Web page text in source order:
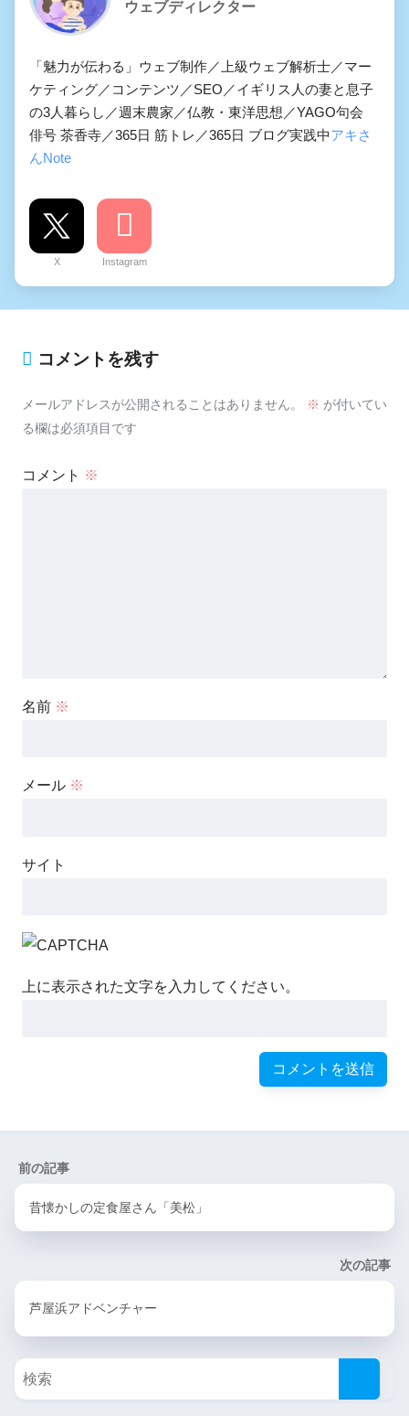
ウェブディレクター
「魅力が伝わる」ウェブ制作／上級ウェブ解析士／マー
ケティング／コンテンツ／SEO／イギリス人の妻と息子
の3人暮らし／週末農家／仏教・東洋思想／YAGO句会
俳号 茶香寺／365日 筋トレ／365日 ブログ実践中アキさ
んNote
X Instagram
コメントを残す
メールアドレスが公開されることはありません。 ※ が付いてい
る欄は必須項目です
コメント ※
名前 ※
メール ※
サイト
上に表示された文字を入力してください。
前の記事
昔懐かしの定食屋さん「美松」
次の記事
芦屋浜アドベンチャー